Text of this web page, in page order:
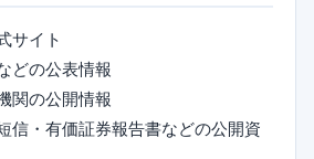
サイト
どの公表情報
関の公開情報
信・有価証券報告書などの公開資